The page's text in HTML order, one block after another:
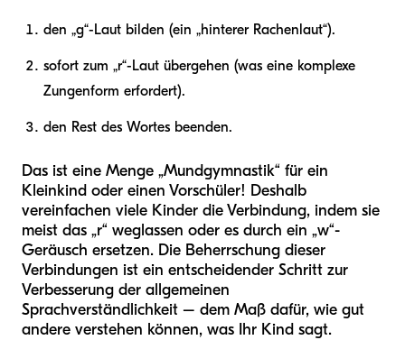
den „g“-Laut bilden (ein „hinterer Rachenlaut“).
sofort zum „r“-Laut übergehen (was eine komplexe
Zungenform erfordert).
den Rest des Wortes beenden.
Das ist eine Menge „Mundgymnastik“ für ein
Kleinkind oder einen Vorschüler! Deshalb
vereinfachen viele Kinder die Verbindung, indem sie
meist das „r“ weglassen oder es durch ein „w“-
Geräusch ersetzen. Die Beherrschung dieser
Verbindungen ist ein entscheidender Schritt zur
Verbesserung der allgemeinen
Sprachverständlichkeit – dem Maß dafür, wie gut
andere verstehen können, was Ihr Kind sagt.